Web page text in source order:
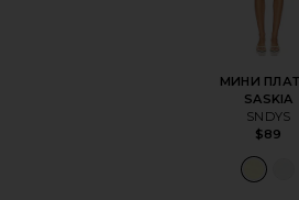
МИНИ
SASKIA
SNDYS
$89